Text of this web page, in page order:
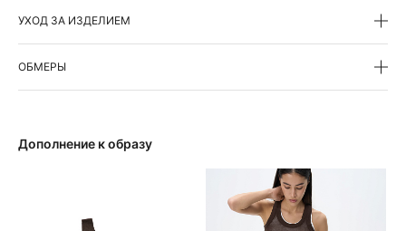
УХОД ЗА ИЗДЕЛИЕМ
ОБМЕРЫ
Дополнение к образу